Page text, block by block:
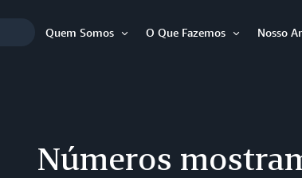
Quem Somos
O Que Fazemos
Nosso
Números